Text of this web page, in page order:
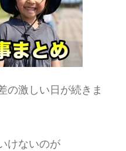
の激しい日が続きま
けないのが